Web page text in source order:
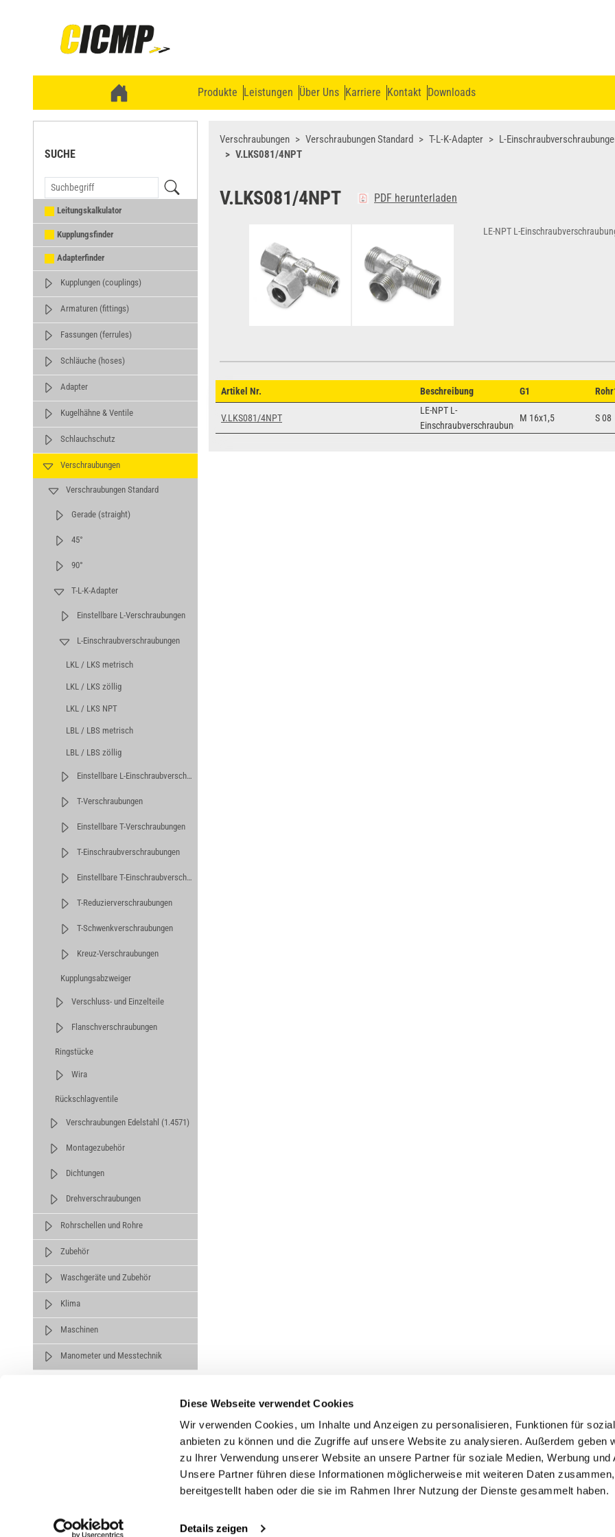
Diese Webseite verwendet Cookies
Wir verwenden Cookies, um Inhalte und Anzeigen zu personalisieren, Funktionen für
anbieten zu können und die Zugriffe auf unsere Website zu analysieren. Außerdem geben
zu Ihrer Verwendung unserer Website an unsere Partner für soziale Medien, Werbung und
Unsere Partner führen diese Informationen möglicherweise mit weiteren Daten
bereitgestellt haben oder die sie im Rahmen Ihrer Nutzung der Dienste gesammelt haben.
Details zeigen
Produkte Leistungen Über Uns Karriere Kontakt Downloads
SUCHE
Leitungskalkulator
Kupplungsfinder
Adapterfinder
Kupplungen (couplings)
Armaturen (fittings)
Fassungen (ferrules)
Schläuche (hoses)
Adapter
Kugelhähne & Ventile
Schlauchschutz
Verschraubungen
Verschraubungen Standard
Gerade (straight)
45°
90°
T-L-K-Adapter
Einstellbare L-Verschraubungen
L-Einschraubverschraubungen
LKL / LKS metrisch
LKL / LKS zöllig
LKL / LKS NPT
LBL / LBS metrisch
LBL / LBS zöllig
Einstellbare L-Einschraubverschraubungen
T-Verschraubungen
Einstellbare T-Verschraubungen
T-Einschraubverschraubungen
Einstellbare T-Einschraubverschraubungen
T-Reduzierverschraubungen
T-Schwenkverschraubungen
Kreuz-Verschraubungen
Kupplungsabzweiger
Verschluss- und Einzelteile
Flanschverschraubungen
Ringstücke
Wira
Rückschlagventile
Verschraubungen Edelstahl (1.4571)
Montagezubehör
Dichtungen
Drehverschraubungen
Rohrschellen und Rohre
Zubehör
Waschgeräte und Zubehör
Klima
Maschinen
Manometer und Messtechnik
Verschraubungen Verschraubungen Standard T-L-K-Adapter
L-
V.LKS081/4NPT
V.LKS081/4NPT PDF herunterladen
LE-NPT L-
Artikel Nr. Beschreibung G1
V.LKS081/4NPT
LE-NPT L-
Einschraubverschraubung
M 16x1,5 S 08
Unternehmen
Über uns
Service
Downloads
Kontakt
Tel.: (+43) 07221 63430